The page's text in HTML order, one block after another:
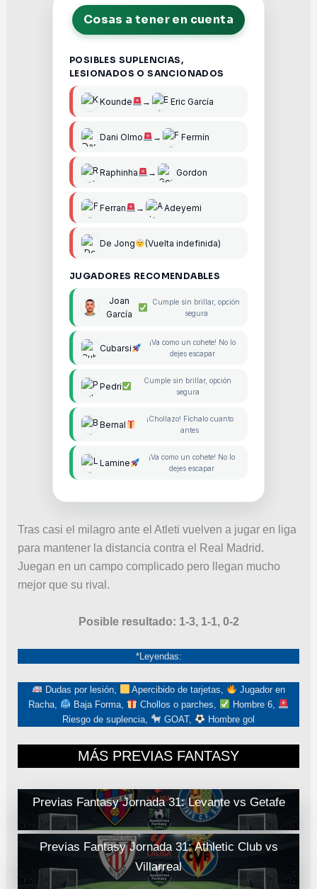
Cosas a tener en cuenta
POSIBLES SUPLENCIAS,
LESIONADOS O SANCIONADOS
Kounde → Eric García
Dani Olmo → Fermín
Raphinha → Gordon
Ferran → Adeyemi
De Jong (Vuelta indefinida)
JUGADORES RECOMENDABLES
Joan
García
Cumple sin brillar, opción
segura
Cubarsi
¡Va como un cohete! No lo
dejes escapar
Pedri
Cumple sin brillar, opción
segura
Bernal
¡Chollazo! Fíchalo cuanto
antes
Lamine
¡Va como un cohete! No lo
dejes escapar
Tras casi el milagro ante el Atleti vuelven a jugar en liga
para mantener la distancia contra el Real Madrid.
Juegan en un campo complicado pero llegan mucho
mejor que su rival.
Posible resultado: 1-3, 1-1, 0-2
*Leyendas:
Dudas por lesión, Apercibido de tarjetas,
Jugador en
Racha,
Baja Forma, Chollos o parches,
Hombre 6,
Riesgo de suplencia,
GOAT, Hombre gol
MÁS PREVIAS FANTASY
Previas Fantasy Jornada 31: Levante vs Getafe
Previas Fantasy Jornada 31: Athletic Club vs
Villarreal